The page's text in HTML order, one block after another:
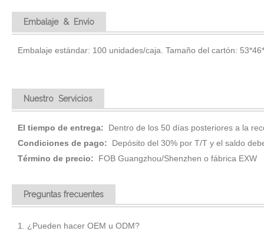
Embalaje & Envío
Embalaje estándar: 100 unidades/caja. Tamaño del cartón:
Nuestro Servicios
El tiempo de entrega: Dentro de los 50 días posteriores a la
Condiciones de pago: Depósito del 30% por T/T y el saldo
Término de precio: FOB Guangzhou/Shenzhen o fábrica EXW
Preguntas frecuentes
1. ¿Pueden hacer OEM u ODM?